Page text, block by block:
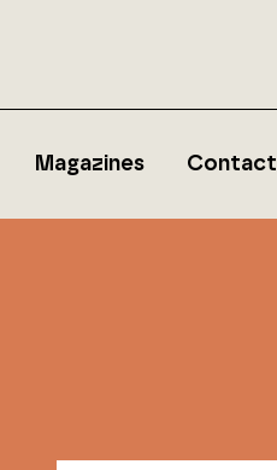
Magazines Contact